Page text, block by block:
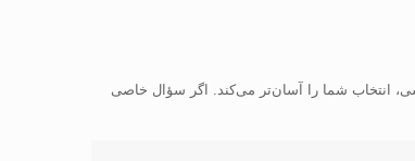
انتخاب شما را آسان‌تر می‌کند. اگر سؤال خاصی